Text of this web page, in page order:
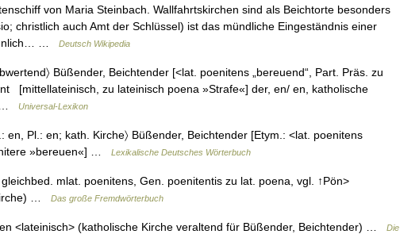
von Maria Steinbach. Wallfahrtskirchen sind als Beichtorte besonders
christlich auch Amt der Schlüssel) ist das mündliche Eingeständnis einer
…
Deutsch Wikipedia
Büßender, Beichtender [<lat. poenitens „bereuend“, Part. Präs. zu
[mittellateinisch, zu lateinisch poena »Strafe«] der, en/ en, katholische
…
Universal-Lexikon
en, Pl.: en; kath. Kirche〉 Büßender, Beichtender [Etym.: <lat. poenitens
»bereuen«] …
Lexikalische Deutsches Wörterbuch
mlat. poenitens, Gen. poenitentis zu lat. poena, vgl. ↑Pön>
…
Das große Fremdwörterbuch
<lateinisch> (katholische Kirche veraltend für Büßender, Beichtender) …
Die